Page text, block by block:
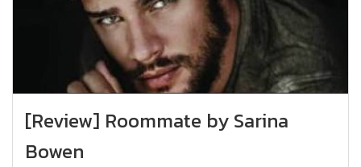
[Review] Roommate by Sarina
Bowen